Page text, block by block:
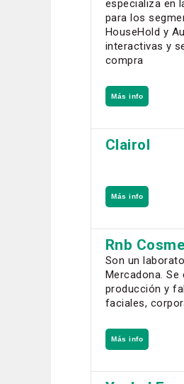
especializa en
para los
HouseHold y
interactivas y
compra
Más info
Clairol
Más info
Rnb
Son un
Mercadona. Se
producción y
faciales,
Más info